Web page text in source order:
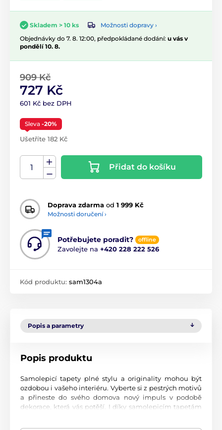
Skladem > 10 ks
Možnosti dopravy ›
Objednávky do 7. 8. 12:00, předpokládané dodání: u vás v
pondělí 10. 8.
909 Kč
727 Kč
601 Kč bez DPH
Sleva -20%
Ušetříte 182 Kč
Přidat do košíku
Doprava zdarma od 1 999 Kč
Možnosti doručení ›
Potřebujete poradit? offline
Zavolejte na +420 228 222 526
Kód produktu: sam1304a
Popis a parametry
Popis produktu
Samolepicí tapety plné stylu a originality mohou být
ozdobou i vašeho interiéru. Vyberte si z pestrých motivů
a přineste do svého domova nový impuls v podobě
dekorace, která vás potěší. I díky samolepicím tapetám